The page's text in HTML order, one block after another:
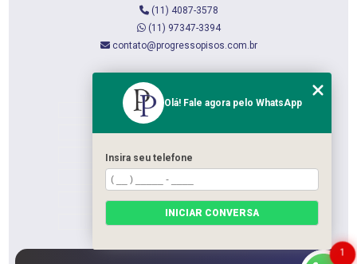
(11) 4087-3578
(11) 97347-3394
contato@progressopisos.com.br
QUEM SOMOS
SERVIÇOS
CATEGORIAS
1
Olá! Fale agora pelo WhatsApp
Insira seu telefone
INICIAR CONVERSA